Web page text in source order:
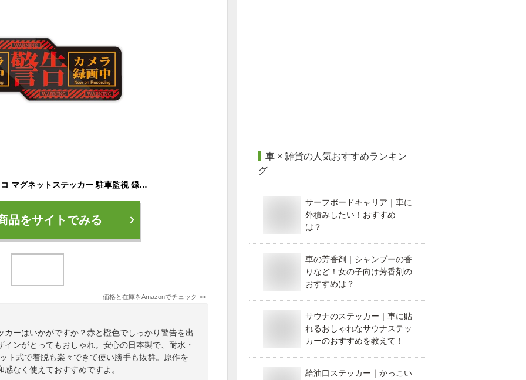
Biijo エヴァ風 ドラレコ マグネットステッカー 駐車監視 録画 防水・耐熱 ドライブレコーダー あおり運転対策（カメラ録画中）
品をサイトでみる
価格と在庫をAmazonでチェック >>
ーはいかがですか？赤と橙色でしっかり警告を出
ンがとってもおしゃれ。安心の日本製で、耐水・
ト式で着脱も楽々できて使い勝手も抜群。原作を
なく使えておすすめですよ。
車 × 雑貨の人気おすすめランキン
グ
サーフボードキャリア｜車に
外積みしたい！おすすめ
は？
車の芳香剤｜シャンプーの香
りなど！女の子向け芳香剤の
おすすめは？
サウナのステッカー｜車に貼
れるおしゃれなサウナステッ
カーのおすすめを教えて！
給油口ステッカー｜かっこい